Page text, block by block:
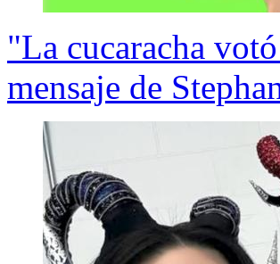
"La cucaracha
mensaje de